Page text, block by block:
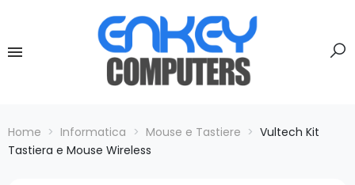
Home Informatica Mouse e Tastiere
Vultech Kit
Tastiera e Mouse Wireless